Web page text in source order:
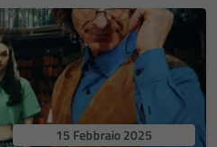
15 Febbraio 2025